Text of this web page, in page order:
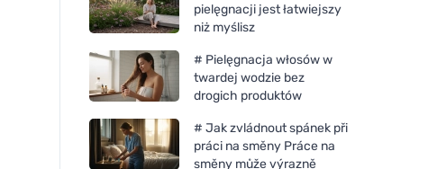
pielęgnacji jest łatwiejszy
niż myślisz
# Pielęgnacja włosów w
twardej wodzie bez
drogich produktów
# Jak zvládnout spánek při
práci na směny Práce na
směny může výrazně